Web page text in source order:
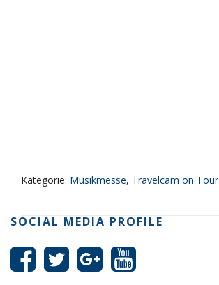
Kategorie: Musikmesse, Travelcam on Tour
SOCIAL MEDIA PROFILE